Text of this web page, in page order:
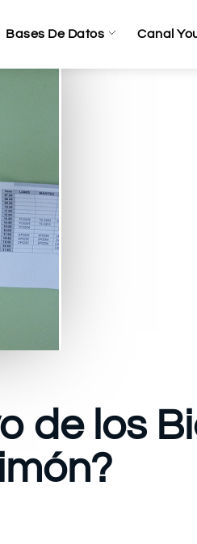
Bases De Datos Canal
de los